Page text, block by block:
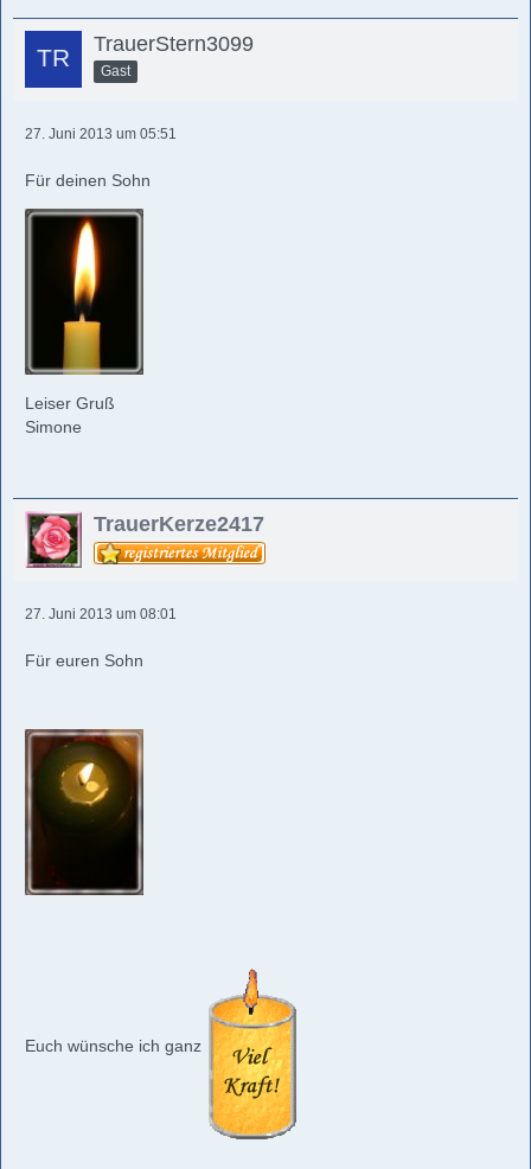
TrauerStern3099
Gast
27. Juni 2013 um 05:51
Für deinen Sohn
Leiser Gruß
Simone
TrauerKerze2417
27. Juni 2013 um 08:01
Für euren Sohn
Euch wünsche ich ganz